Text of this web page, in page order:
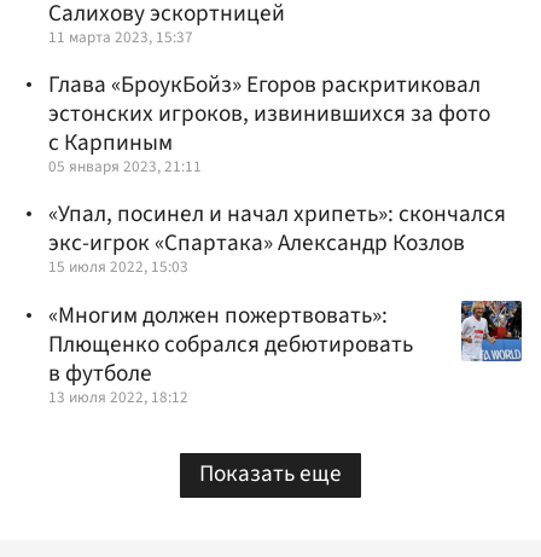
Салихову эскортницей
11 марта 2023, 15:37
Глава «БроукБойз» Егоров раскритиковал
эстонских игроков, извинившихся за фото
с Карпиным
05 января 2023, 21:11
«Упал, посинел и начал хрипеть»: скончался
экс-игрок «Спартака» Александр Козлов
15 июля 2022, 15:03
«Многим должен пожертвовать»:
Плющенко собрался дебютировать
в футболе
13 июля 2022, 18:12
Показать еще